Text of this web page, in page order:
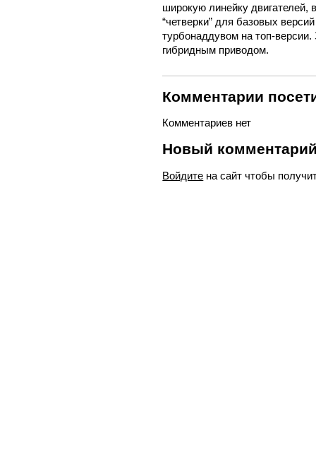
широкую линейку двигателей,
“четверки” для базовых
турбонаддувом на топ-
гибридным приводом.
Комментарии
Комментариев нет
Новый
Войдите на сайт чтобы